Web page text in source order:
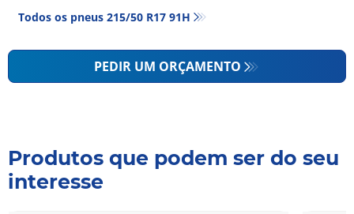
Todos os pneus‎ 215/50 R17 91H
PEDIR UM ORÇAMENTO
Produtos que podem ser do seu
interesse